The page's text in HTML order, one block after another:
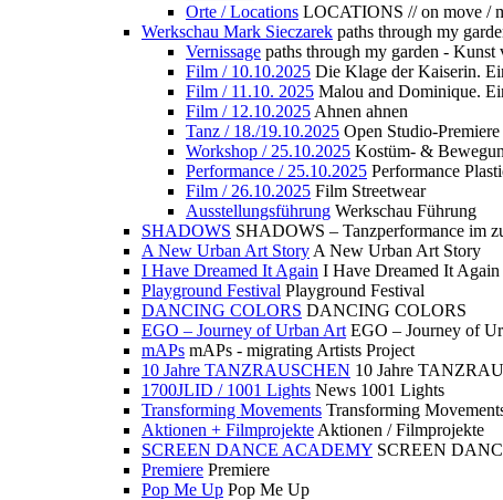
Orte / Locations LOCATIONS // on move /
Werkschau Mark Sieczarek paths through my
Vernissage paths through my garden -
Film / 10.10.2025 Die Klage der Kaiserin.
Film / 11.10. 2025 Malou and Dominique.
Film / 12.10.2025 Ahnen ahnen
Tanz / 18./19.10.2025 Open Studio-Premiere
Workshop / 25.10.2025 Kostüm- &
Performance / 25.10.2025 Performance
Film / 26.10.2025 Film Streetwear
Ausstellungsführung Werkschau Führung
SHADOWS SHADOWS – Tanzperformance im
A New Urban Art Story A New Urban Art Story
I Have Dreamed It Again I Have Dreamed It Again
Playground Festival Playground Festival
DANCING COLORS DANCING COLORS
EGO – Journey of Urban Art EGO – Journey of
mAPs mAPs - migrating Artists Project
10 Jahre TANZRAUSCHEN 10 Jahre
1700JLID / 1001 Lights News 1001 Lights
Transforming Movements Transforming
Aktionen + Filmprojekte Aktionen / Filmprojekte
SCREEN DANCE ACADEMY SCREEN
Premiere Premiere
Pop Me Up Pop Me Up